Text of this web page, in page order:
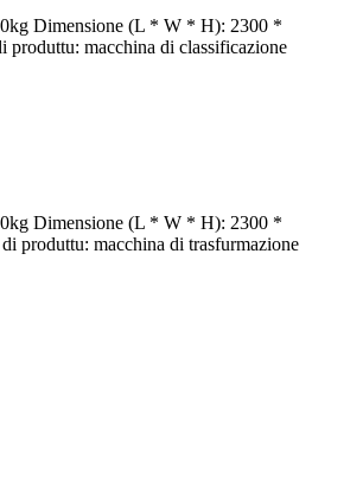
Dimensione (L * W * H): 2300 *
macchina di classificazione
Dimensione (L * W * H): 2300 *
produttu: macchina di trasfurmazione